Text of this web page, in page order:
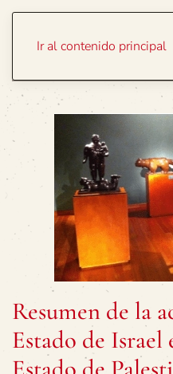
Ir al contenido principal
Resumen de la
Estado de